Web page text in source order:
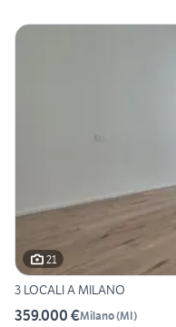
21
3 LOCALI A MILANO
359.000 €Milano(MI)